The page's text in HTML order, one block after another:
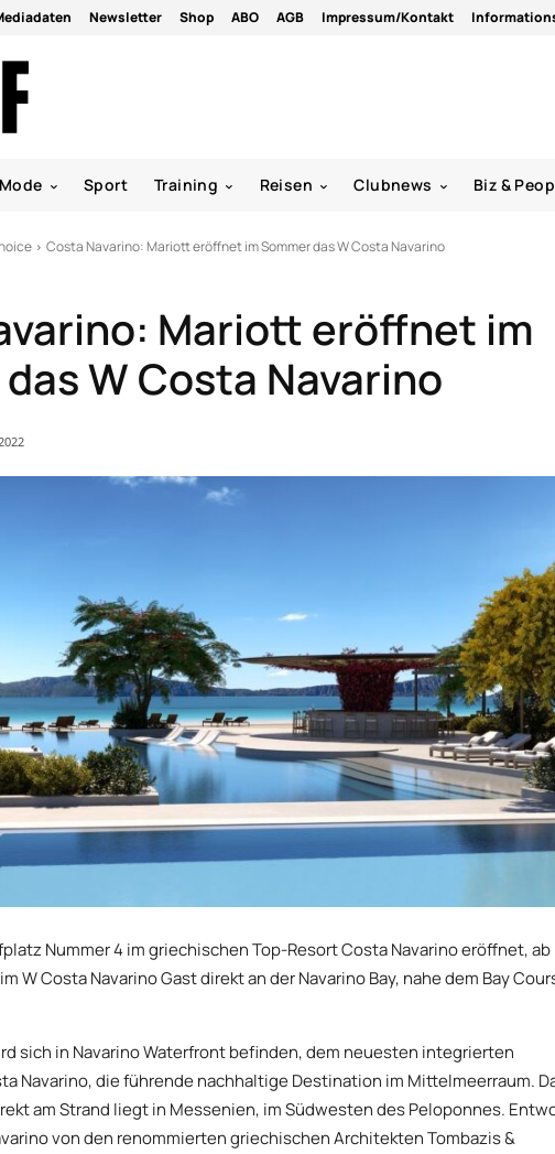
Newsletter Shop ABO AGB Impressum/Kontakt
Sport Training Reisen Clubnews Biz &
Costa Navarino: Mariott eröffnet im Sommer das W Costa Navarino
Mariott eröffnet im
W Costa Navarino
Nummer 4 im griechischen Top-Resort Costa Navarino eröffnet, ab
W Costa Navarino Gast direkt an der Navarino Bay, nahe dem Bay
sich in Navarino Waterfront befinden, dem neuesten integrierten
Navarino, die führende nachhaltige Destination im Mittelmeerraum.
am Strand liegt in Messenien, im Südwesten des Peloponnes.
von den renommierten griechischen Architekten Tombazis &